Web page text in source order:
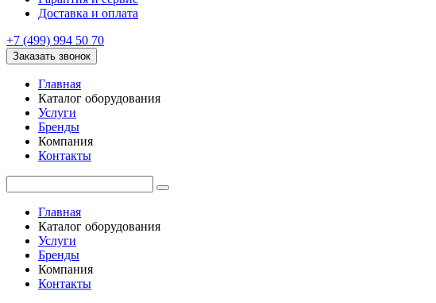
Доставка и оплата
+7 (499) 994 50 70
Заказать звонок
Главная
Каталог оборудования
Услуги
Бренды
Компания
Контакты
Главная
Каталог оборудования
Услуги
Бренды
Компания
Контакты